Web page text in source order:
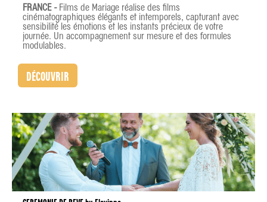
FRANCE -Films de Mariage réalise des films
cinématographiques élégants et intemporels, capturant avec
sensibilité les émotions et les instants précieux de votre
journée. Un accompagnement sur mesure et des formules
modulables.
DÉCOUVRIR